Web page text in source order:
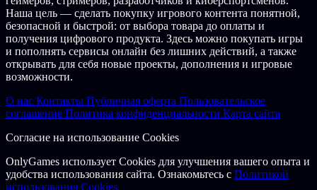
СРАЖАЙТЕСЬ В ОДИНОЧКУ ИЛИ В КОМАНДЕ
Сеять хаос по всему Кайросу — да, это здорово делать одному,
но еще лучше с друзьями в сплитскрине для 2 игроков или в
совместной игре онлайн до 4 игроков.*** Borderlands 4
создана для совместной игры с самих основ, чтобы вы могли
выполняете миссии или свободно бродите, настройка уровней
и индивидуальной сложности помогут вам собраться вместе и
Свободно исследуйте огромный и опасный мир,
Наша цель — сделать покупку игрового контента понятной,
безопасной и быстрой: от выбора товара до оплаты и
получения цифрового продукта. Здесь можно покупать игры
и пополнять сервисы онлайн без лишних действий, а также
открывать для себя новые проекты, дополнения и игровые
возможности.
О нас Контакты Публичная оферта Пользовательское
соглашение Политика конфиденциальности Карта сайта
Согласие на использование Cookies
OnlyGames использует Cookies для улучшения вашего опыта и
удобства использования сайта. Ознакомьтесь с Политикой
использования Cookies.